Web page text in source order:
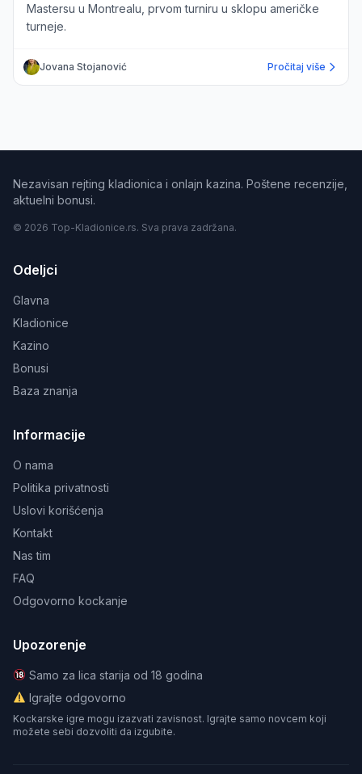
Mastersu u Montrealu, prvom turniru u sklopu američke
turneje.
Jovana Stojanović Pročitaj više
Nezavisan rejting kladionica i onlajn kazina. Poštene recenzije,
aktuelni bonusi.
© 2026 Top-Kladionice.rs. Sva prava zadržana.
Odeljci
Glavna
Kladionice
Kazino
Bonusi
Baza znanja
Informacije
O nama
Politika privatnosti
Uslovi korišćenja
Kontakt
Nas tim
FAQ
Odgovorno kockanje
Upozorenje
Samo za lica starija od 18 godina
Igrajte odgovorno
Kockarske igre mogu izazvati zavisnost. Igrajte samo novcem koji
možete sebi dozvoliti da izgubite.